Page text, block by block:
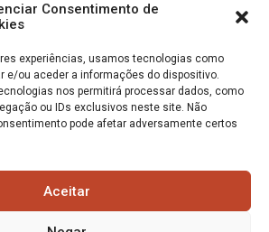
Consentimento de
experiências, usamos tecnologias como
e/ou aceder a informações do dispositivo.
nos permitirá processar dados, como
ou IDs exclusivos neste site. Não
pode afetar adversamente certos
Aceitar
Subscrever